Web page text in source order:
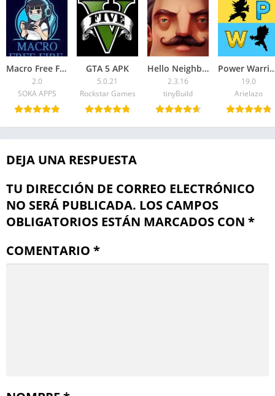
Macro Free Fire APK
2.0
SOKA APPS
GTA 5 APK
5.0.21
Rockstar Games
Hello Neighbor APK
2.3.16
tinyBuild
Power
19.0
Arielazo
DEJA UNA RESPUESTA
TU DIRECCIÓN DE CORREO ELECTRÓNICO
NO SERÁ PUBLICADA. LOS CAMPOS
OBLIGATORIOS ESTÁN MARCADOS CON *
COMENTARIO *